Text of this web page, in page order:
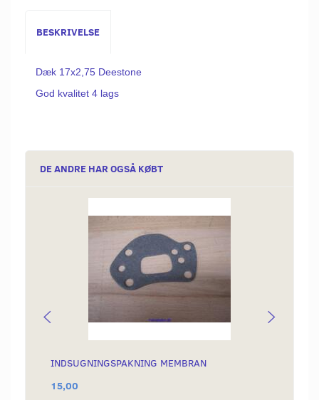
BESKRIVELSE
Dæk 17x2,75 Deestone
God kvalitet 4 lags
DE ANDRE HAR OGSÅ KØBT
INDSUGNINGSPAKNING MEMBRAN
15,00